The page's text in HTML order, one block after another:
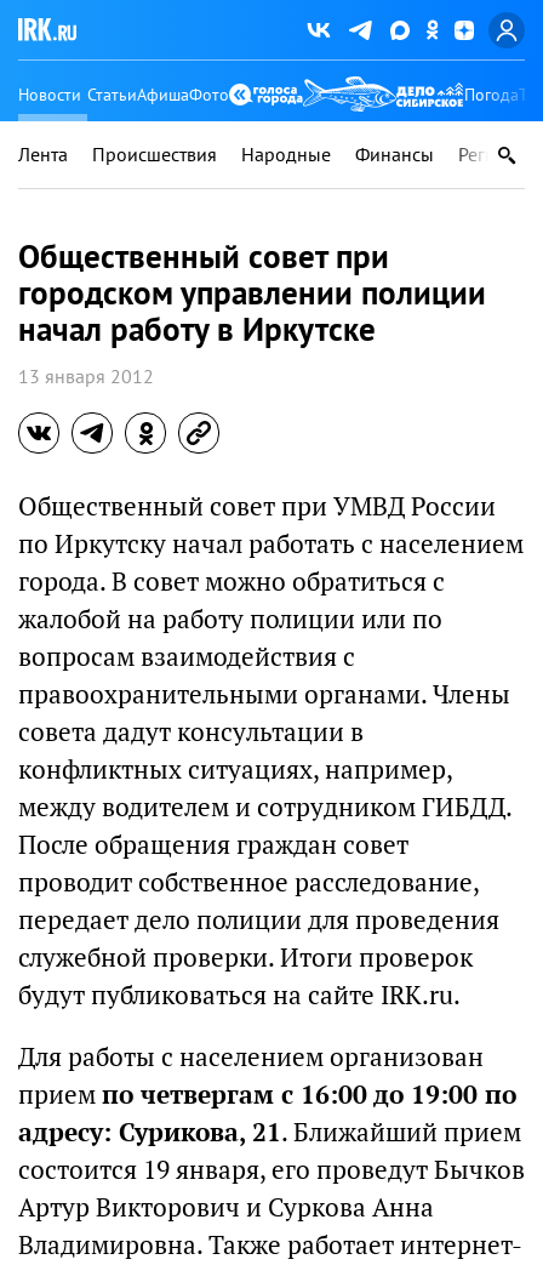
Новости СтатьиАфишаФото Погода
Лента Происшествия Народные Финансы Регионы
Общественный совет при
городском управлении полиции
начал работу в Иркутске
13 января 2012
Общественный совет при УМВД России
по Иркутску начал работать с населением
города. В совет можно обратиться с
жалобой на работу полиции или по
вопросам взаимодействия с
правоохранительными органами. Члены
совета дадут консультации в
конфликтных ситуациях, например,
между водителем и сотрудником ГИБДД.
После обращения граждан совет
проводит собственное расследование,
передает дело полиции для проведения
служебной проверки. Итоги проверок
будут публиковаться на сайте IRK.ru.
Для работы с населением организован
приемпо четвергам с 16:00 до 19:00 по
адресу: Сурикова, 21. Ближайший прием
состоится 19 января, его проведут Бычков
Артур Викторович и Суркова Анна
Владимировна. Также работает интернет-